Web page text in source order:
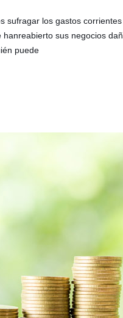
sufragar los gastos
sus negocios
puede